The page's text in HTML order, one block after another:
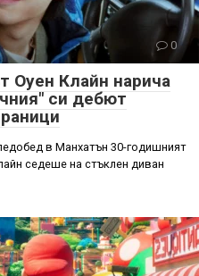
0
Оуен Клайн нарича
си дебют
в Манхатън 30-годишният
седеше на стъклен диван